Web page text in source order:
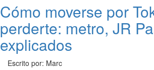
Cómo moverse por
perderte: metro, JR
explicados
Escrito por: Marc